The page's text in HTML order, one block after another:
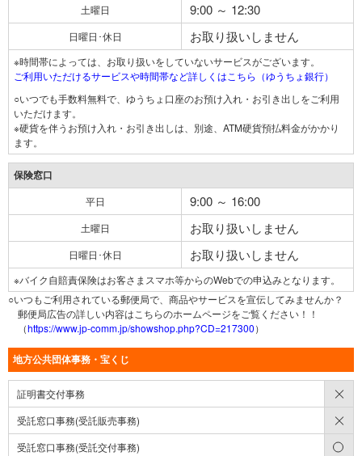
土曜日 9:00 ～ 12:30
日曜日･休日 お取り扱いしません
※時間帯によっては、お取り扱いをしていないサービスがございます。
ご利用いただけるサービスや時間帯など詳しくはこちら（ゆうちょ銀行）
○いつでも手数料無料で、ゆうちょ口座のお預け入れ・お引き出しをご利用
いただけます。
※硬貨を伴うお預け入れ・お引き出しは、別途、ATM硬貨預払料金がかかり
ます。
保険窓口
平日 9:00 ～ 16:00
土曜日 お取り扱いしません
日曜日･休日 お取り扱いしません
※バイク自賠責保険はお客さまスマホ等からのWebでの申込みとなります。
○いつもご利用されている郵便局で、商品やサービスを宣伝してみませんか？
郵便局広告の詳しい内容はこちらのホームページをご覧ください！！
（https://www.jp-comm.jp/showshop.php?CD=217300）
地方公共団体事務・宝くじ
証明書交付事務
受託窓口事務(受託販売事務)
受託窓口事務(受託交付事務)